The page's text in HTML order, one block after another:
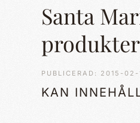
Santa
PUBLICERAD: 2015-02-
KAN